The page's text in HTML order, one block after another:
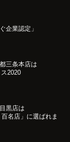
企業認定」
三条本店は
2020
黒店は
名店」に選ばれま